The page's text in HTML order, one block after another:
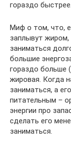
гораздо быстрее.
Миф о том, что,
заплывут жиром,
заниматься
большие
гораздо больше
жировая. Когда
заниматься, а
питательным –
энергии про
сделать его
заниматься.